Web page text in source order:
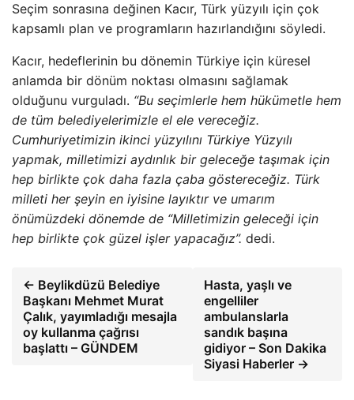
Seçim sonrasına değinen Kacır, Türk yüzyılı için çok
kapsamlı plan ve programların hazırlandığını söyledi.
Kacır, hedeflerinin bu dönemin Türkiye için küresel
anlamda bir dönüm noktası olmasını sağlamak
olduğunu vurguladı. “Bu seçimlerle hem hükümetle hem
de tüm belediyelerimizle el ele vereceğiz.
Cumhuriyetimizin ikinci yüzyılını Türkiye Yüzyılı
yapmak, milletimizi aydınlık bir geleceğe taşımak için
hep birlikte çok daha fazla çaba göstereceğiz. Türk
milleti her şeyin en iyisine layıktır ve umarım
önümüzdeki dönemde de “Milletimizin geleceği için
hep birlikte çok güzel işler yapacağız”. dedi.
← Beylikdüzü Belediye
Başkanı Mehmet Murat
Çalık, yayımladığı mesajla
oy kullanma çağrısı
başlattı – GÜNDEM
Hasta, yaşlı ve
engelliler
ambulanslarla
sandık başına
gidiyor – Son Dakika
Siyasi Haberler →